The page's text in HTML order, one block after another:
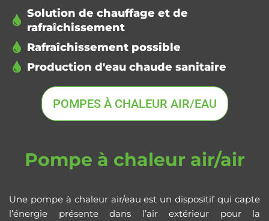
Solution de chauffage et de
rafraîchissement
Rafraîchissement possible
Production d'eau chaude sanitaire
POMPES À CHALEUR AIR/EAU
Pompe à chaleur air/air
Une pompe à chaleur air/eau est un dispositif qui capte
l’énergie présente dans l’air extérieur pour la